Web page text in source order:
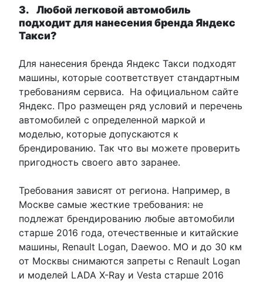
3. Любой легковой автомобиль
подходит для нанесения бренда Яндекс
Такси?
Для нанесения бренда Яндекс Такси подходят
машины, которые соответствует стандартным
требованиям сервиса. На официальном сайте
Яндекс. Про размещен ряд условий и перечень
автомобилей с определенной маркой и
моделью, которые допускаются к
брендированию. Так что вы можете проверить
пригодность своего авто заранее.
Требования зависят от региона. Например, в
Москве самые жесткие требования: не
подлежат брендированию любые автомобили
старше 2016 года, отечественные и китайские
машины, Renault Logan, Daewoo. МО и до 30 км
от Москвы снимаются запреты с Renault Logan
и моделей LADA X-Ray и Vesta старше 2016